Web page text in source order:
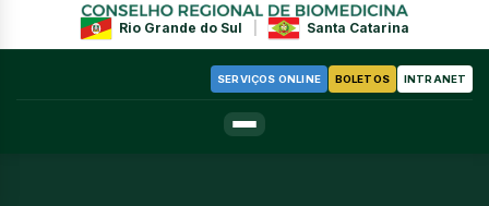
Rio Grande do Sul Santa Catarina
SERVIÇOS ONLINE BOLETOS INTRANET